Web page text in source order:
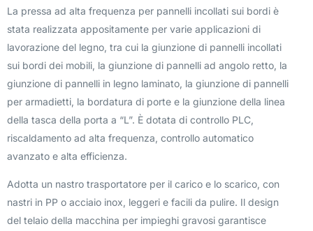
La pressa ad alta frequenza per pannelli incollati sui bordi è
stata realizzata appositamente per varie applicazioni di
lavorazione del legno, tra cui la giunzione di pannelli incollati
sui bordi dei mobili, la giunzione di pannelli ad angolo retto, la
giunzione di pannelli in legno laminato, la giunzione di pannelli
per armadietti, la bordatura di porte e la giunzione della linea
della tasca della porta a “L”. È dotata di controllo PLC,
riscaldamento ad alta frequenza, controllo automatico
avanzato e alta efficienza.
Adotta un nastro trasportatore per il carico e lo scarico, con
nastri in PP o acciaio inox, leggeri e facili da pulire. Il design
del telaio della macchina per impieghi gravosi garantisce